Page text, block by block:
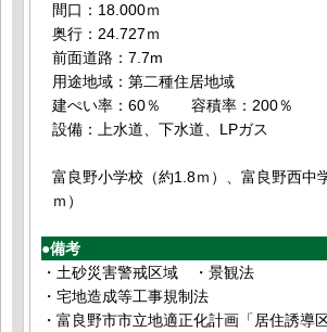
間口：18.000ｍ
奥行：24.727ｍ
前面道路：7.7m
用途地域：第二種住居地域
建ぺい率：60％ 容積率：200％
設備：上水道、下水道、LPガス
富良野小学校（約1.8ｍ）、富良野西中
ｍ）
●備考
・土砂災害警戒区域 ・景観法
・宅地造成等工事規制法
・富良野市市立地適正化計画「居住誘導